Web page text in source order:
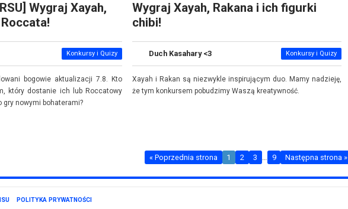
Wygraj Xayah,
Konkursy i Quizy
bogowie aktualizacji 7.8. Kto
który dostanie ich lub Roccatowy
gry nowymi bohaterami?
Wygraj Xayah, Rakana i ich figurki
chibi!
Duch Kasahary <3 Konkursy i Quizy
Xayah i Rakan są niezwykle inspirującym duo. Mamy nadzieję,
że tym konkursem pobudzimy Waszą kreatywność.
« Poprzednia strona 1 2 3 9 Następna strona »
POLITYKA PRYWATNOŚCI